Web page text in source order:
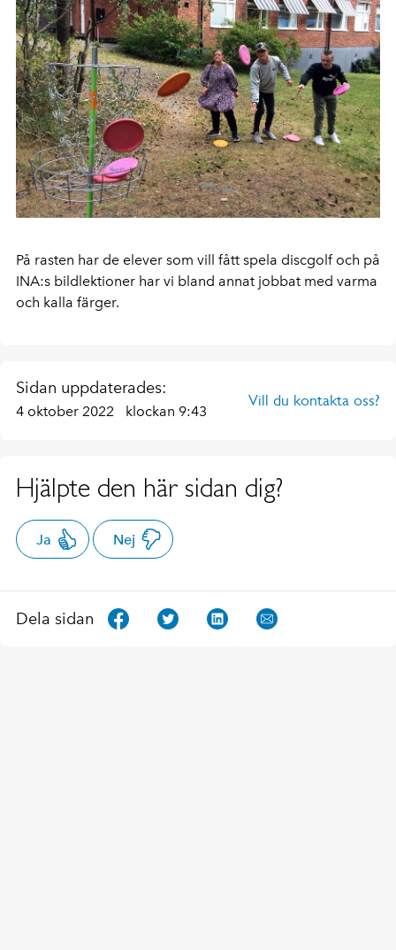
På rasten har de elever som vill fått spela discgolf och på
INA:s bildlektioner har vi bland annat jobbat med varma
och kalla färger.
Sidan uppdaterades:
4 oktober 2022 klockan 9:43
Vill du kontakta oss?
Hjälpte den här sidan dig?
Ja Nej
Dela sidan